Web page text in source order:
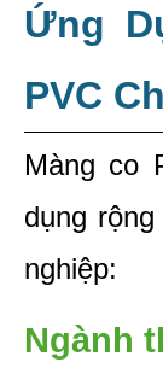
Ứng
PVC
Màng co
dụng
nghiệp:
Ngành